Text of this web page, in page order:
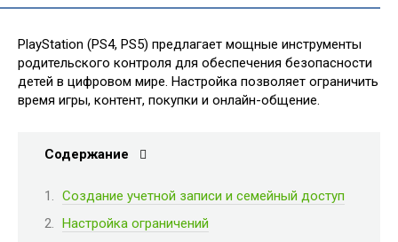
PlayStation (PS4, PS5) предлагает мощные инструменты
родительского контроля для обеспечения безопасности
детей в цифровом мире. Настройка позволяет ограничить
время игры, контент, покупки и онлайн-общение.
Содержание
Создание учетной записи и семейный доступ
Настройка ограничений